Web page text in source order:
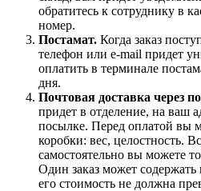
обратитесь к сотруднику в
номер.
Постамат. Когда заказ
телефон или e-mail придет
оплатить в терминале
дня.
Почтовая доставка через
придет в отделение, на ваш
посылке. Перед оплатой вы
коробки: вес, целостность.
самостоятельно вы можете
Один заказ может
его стоимость не должна